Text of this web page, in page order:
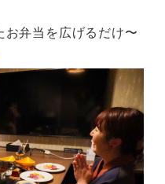
弁当を広げるだけ〜